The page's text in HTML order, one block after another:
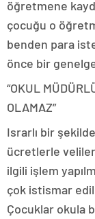
öğretmene
çocuğu o
benden para
önce bir
“OKUL
OLAMAZ”
Israrlı bir
ücretlerle
ilgili işlem
çok istismar
Çocuklar okula